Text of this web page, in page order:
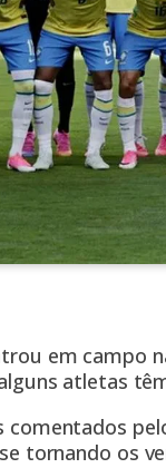
em campo
atletas
comentados
tornando os